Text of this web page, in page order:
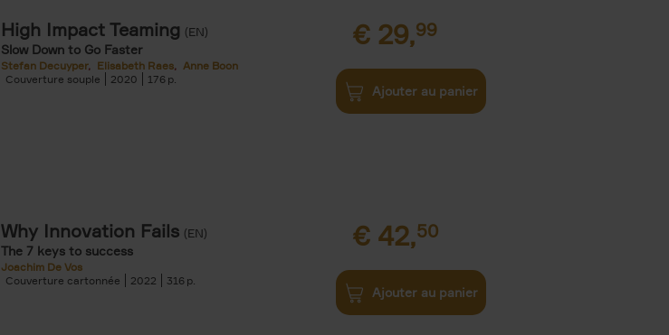
High Impact Teaming (EN)
Slow Down to Go Faster
Stefan Decuyper Elisabeth Raes
Anne Boon
Couverture souple
2020 176
€ 29,99
Ajouter au panier
Why Innovation Fails (EN)
The 7 keys to success
Joachim De Vos
Couverture cartonnée
2022 316
€ 42,50
Ajouter au panier